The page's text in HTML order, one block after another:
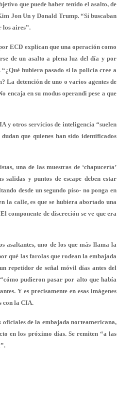
que puede haber tenido el asalto, de
Jon Un y Donald Trump. “Sí buscaban
los aires”.
ECD explican que una operación como
de un asalto a plena luz del día y por
“¿Qué hubiera pasado si la policía cree a
La detención de uno o varios agentes de
encaja en su modus operandi pese a que
y otros servicios de inteligencia “suelen
que quienes han sido identificados
una de las muestras de ‘chapucería’
y puntos de escape deben estar
desde un segundo piso- no ponga en
la calle, es que se hubiera abortado una
componente de discreción se ve que era
asaltantes, uno de los que más llama la
qué las farolas que rodean la embajada
repetidor de señal móvil días antes del
pudieron pasar por alto que había
Y es precisamente en esas imágenes
con la CIA.
de la embajada norteamericana,
en los próximo días. Se remiten “a las